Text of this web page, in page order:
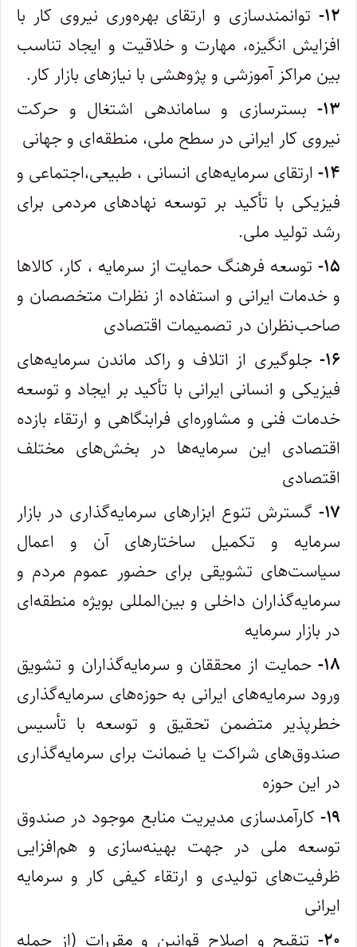
۱۲- توانمندسازی و ارتقای بهره‌وری نیروی کار با
افزایش انگیزه، مهارت و خلاقیت و ایجاد تناسب
بین مراکز آموزشی و پژوهشی با نیازهای بازار کار.
۱۳-
بسترسازی و ساماندهی اشتغال و حرکت
نیروی کار ایرانی در سطح ملی، منطقه‌ای و جهانی
۱۴- ارتقای سرمایه‌های انسانی ، طبیعی،اجتماعی و
فیزیکی با تأکید بر توسعه نهادهای مردمی برای
رشد تولید ملی.
۱۵- توسعه فرهنگ حمایت از سرمایه ، کار، کالاها
و خدمات ایرانی و استفاده از نظرات متخصصان و
صاحب‌نظران در تصمیمات اقتصادی
۱۶- جلوگیری از اتلاف و راکد ماندن سرمایه‌های
فیزیکی و انسانی ایرانی با تأکید بر ایجاد و توسعه
خدمات فنی و مشاوره‌ای فرابنگاهی و ارتقاء بازده
اقتصادی این سرمایه‌ها در بخش‌های مختلف
اقتصادی
۱۷- گسترش تنوع ابزارهای سرمایه‌گذاری در بازار
سرمایه و تکمیل ساختارهای آن و اعمال
سیاست‌های تشویقی برای حضور عموم مردم و
سرمایه‌گذاران داخلی و بین‌المللی بویژه منطقه‌ای
در بازار سرمایه
۱۸- حمایت از محققان و سرمایه‌گذاران و تشویق
ورود سرمایه‌های ایرانی به حوزه‌های سرمایه‌گذاری
خطرپذیر متضمن تحقیق و توسعه با تأسیس
صندوق‌های شراکت یا ضمانت برای سرمایه‌گذاری
در این حوزه
۱۹- کارآمدسازی مدیریت منابع موجود در صندوق
توسعه ملی در جهت بهینه‌سازی و هم‌افزایی
ظرفیت‌های تولیدی و ارتقاء کیفی کار و سرمایه
ایرانی
۲۰- تنقیح و اصلاح قوانین و مقررات (از جمله